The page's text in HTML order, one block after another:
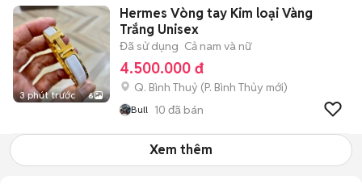
3 phút trước 6
Hermes Vòng tay Kim loại Vàng
Trắng Unisex
Đã sử dụng Cả nam và nữ
4.500.000 đ
Q. Bình Thuỷ (P. Bình Thủy mới)
Bull 10 đã bán
Xem thêm